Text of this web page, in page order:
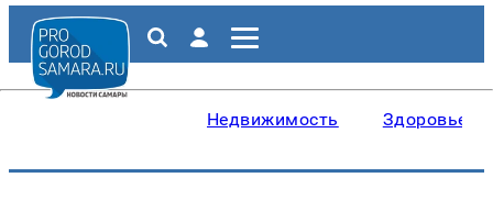
Недвижимость Здоровье